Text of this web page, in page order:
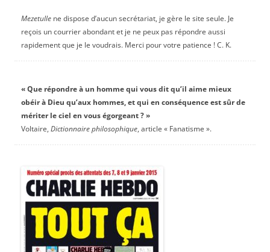
Mezetullene dispose d’aucun secrétariat, je gère le site seule. Je
reçois un courrier abondant et je ne peux pas répondre aussi
rapidement que je le voudrais. Merci pour votre patience ! C. K.
« Que répondre à un homme qui vous dit qu’il aime mieux
obéir à Dieu qu’aux hommes, et qui en conséquence est sûr de
mériter le ciel en vous égorgeant ? »
Voltaire, Dictionnaire philosophique, article « Fanatisme ».